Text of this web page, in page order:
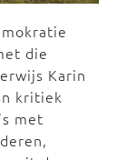
die
Karin
kritiek
met